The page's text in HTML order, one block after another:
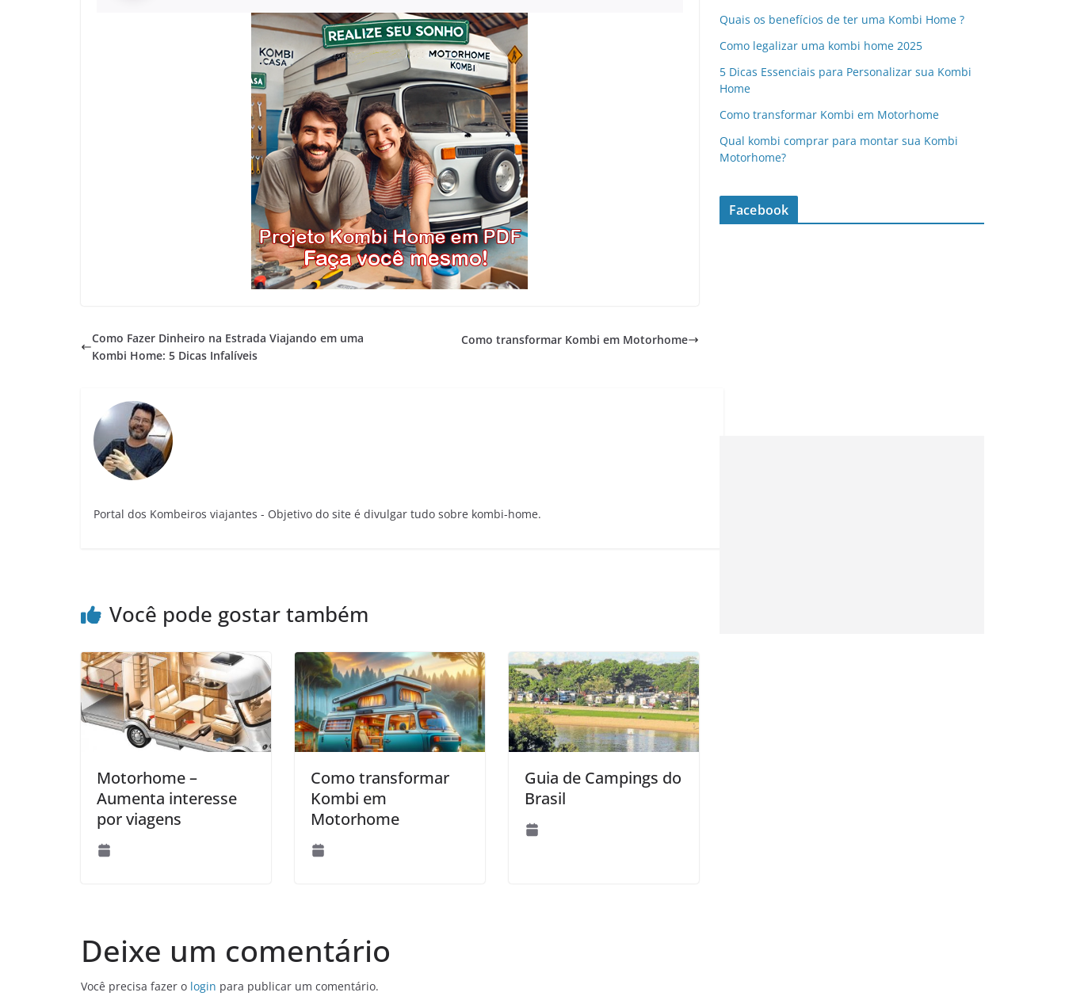
Como Fazer Dinheiro na Estrada Viajando em uma
Kombi Home: 5 Dicas Infalíveis
Como transformar Kombi em Motorhome
Portal dos Kombeiros viajantes - Objetivo do site é divulgar tudo sobre kombi-home.
Você pode gostar também
Motorhome –
Aumenta interesse
por viagens
Como transformar
Kombi em
Motorhome
Guia de Campings do
Brasil
Deixe um comentário
Você precisa fazer o login para publicar um comentário.
Quais os benefícios de ter uma Kombi Home ?
Como legalizar uma kombi home 2025
5 Dicas Essenciais para Personalizar sua Kombi
Home
Como transformar Kombi em Motorhome
Qual kombi comprar para montar sua Kombi
Motorhome?
Facebook